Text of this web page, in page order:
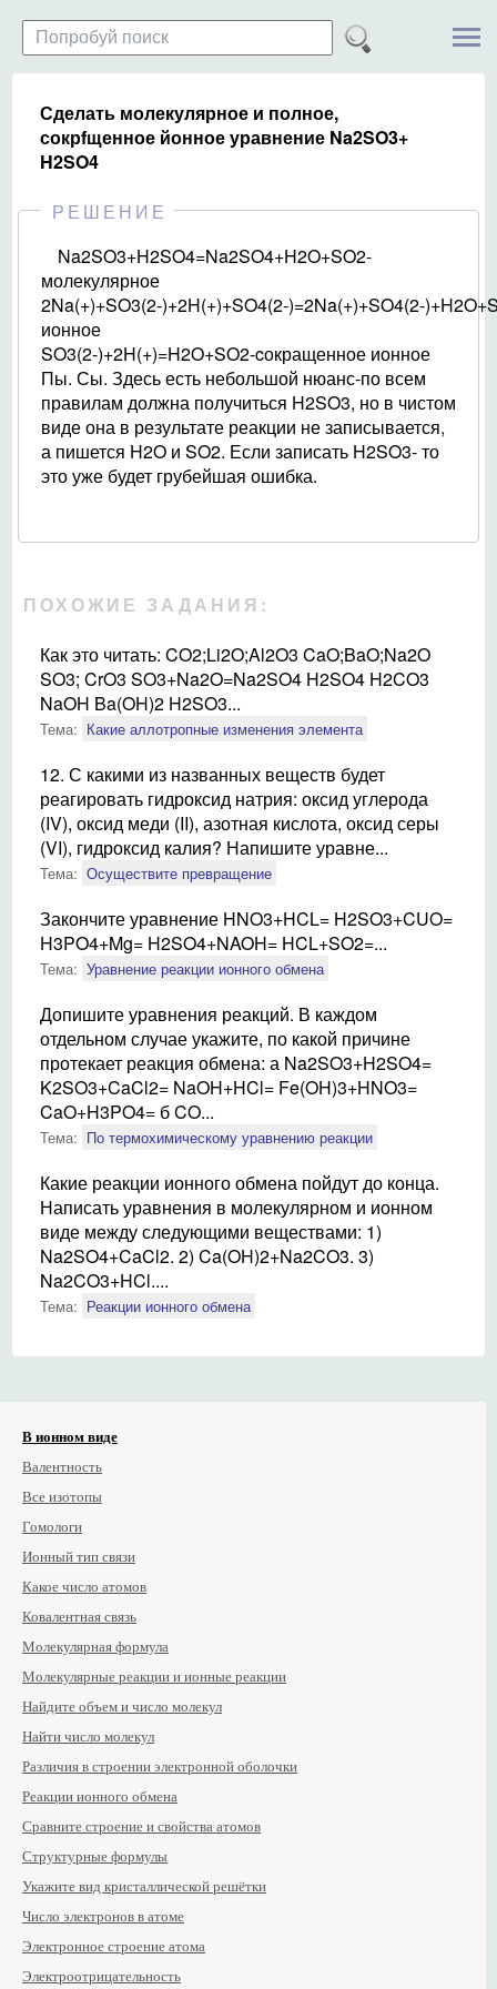
Сделать молекулярное и полное,
сокрfщенное йонное уравнение Na2SO3+
H2SO4
РЕШЕНИЕ
Na2SO3+H2SO4=Na2SO4+H2O+SO2-
молекулярное
2Na(+)+SO3(2-)+2H(+)+SO4(2-)=2Na(+)+SO4(2-
ионное
SO3(2-)+2H(+)=H2O+SO2-cокращенное ионное
Пы. Сы. Здесь есть небольшой нюанс-по всем
правилам должна получиться H2SO3, но в чистом
виде она в результате реакции не записывается,
а пишется H2O и SO2. Если записать H2SO3- то
это уже будет грубейшая ошибка.
ПОХОЖИЕ ЗАДАНИЯ:
Как это читать: CO2;Li2O;Al2O3 CaO;BaO;Na2O
SO3; CrO3 SO3+Na2O=Na2SO4 H2SO4 H2CO3
NaOH Ba(OH)2 H2SO3...
Тема: Какие аллотропные изменения элемента
12. С какими из названных веществ будет
реагировать гидроксид натрия: оксид углерода
(IV), оксид меди (II), азотная кислота, оксид серы
(VI), гидроксид калия? Напишите уравне...
Тема: Осуществите превращение
Закончите уравнение HNO3+HCL= H2SO3+CUO=
H3PO4+Mg= H2SO4+NAOH= HCL+SO2=...
Тема: Уравнение реакции ионного обмена
Допишите уравнения реакций. В каждом
отдельном случае укажите, по какой причине
протекает реакция обмена: а Na2SO3+H2SO4=
K2SO3+CaCl2= NaOH+HCl= Fe(OH)3+HNO3=
CaO+H3PO4= б CO...
Тема: По термохимическому уравнению реакции
Какие реакции ионного обмена пойдут до конца.
Написать уравнения в молекулярном и ионном
виде между следующими веществами: 1)
Na2SO4+CaCl2. 2) Ca(OH)2+Na2CO3. 3)
Na2CO3+HCl....
Тема: Реакции ионного обмена
В ионном виде
Валентность
Все изотопы
Гомологи
Ионный тип связи
Какое число атомов
Ковалентная связь
Молекулярная формула
Молекулярные реакции и ионные реакции
Найдите объем и число молекул
Найти число молекул
Различия в строении электронной оболочки
Реакции ионного обмена
Сравните строение и свойства атомов
Структурные формулы
Укажите вид кристаллической решётки
Число электронов в атоме
Электронное строение атома
Электроотрицательность